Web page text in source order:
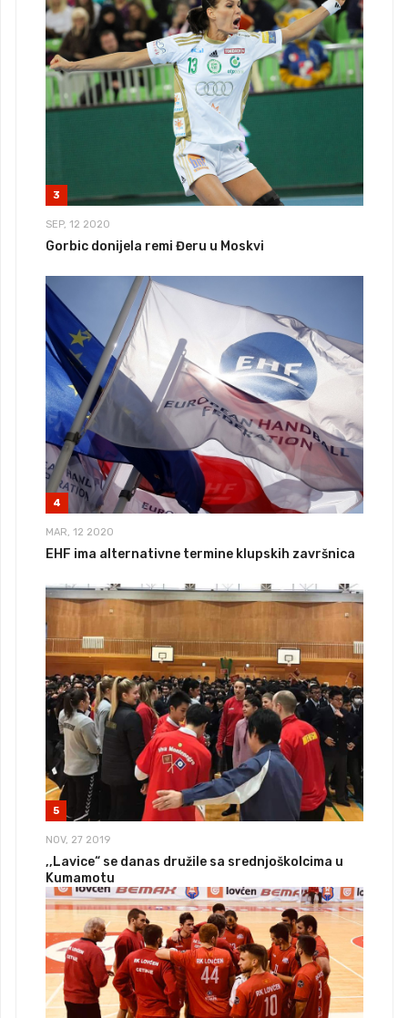
3
SEP, 12 2020
Gorbic donijela remi Đeru u Moskvi
4
MAR, 12 2020
EHF ima alternativne termine klupskih završnica
5
NOV, 27 2019
,,Lavice“ se danas družile sa srednjoškolcima u
Kumamotu